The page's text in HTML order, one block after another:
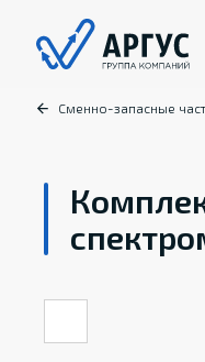
Сменно-запасные